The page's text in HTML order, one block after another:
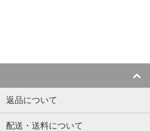
返品について
配送・送料について